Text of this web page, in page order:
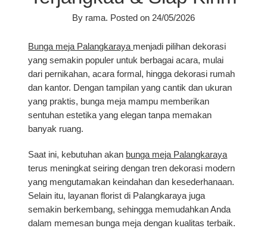
By rama. Posted on 24/05/2026
Bunga meja Palangkaraya menjadi pilihan dekorasi
yang semakin populer untuk berbagai acara, mulai
dari pernikahan, acara formal, hingga dekorasi rumah
dan kantor. Dengan tampilan yang cantik dan ukuran
yang praktis, bunga meja mampu memberikan
sentuhan estetika yang elegan tanpa memakan
banyak ruang.
Saat ini, kebutuhan akan bunga meja Palangkaraya
terus meningkat seiring dengan tren dekorasi modern
yang mengutamakan keindahan dan kesederhanaan.
Selain itu, layanan florist di Palangkaraya juga
semakin berkembang, sehingga memudahkan Anda
dalam memesan bunga meja dengan kualitas terbaik.